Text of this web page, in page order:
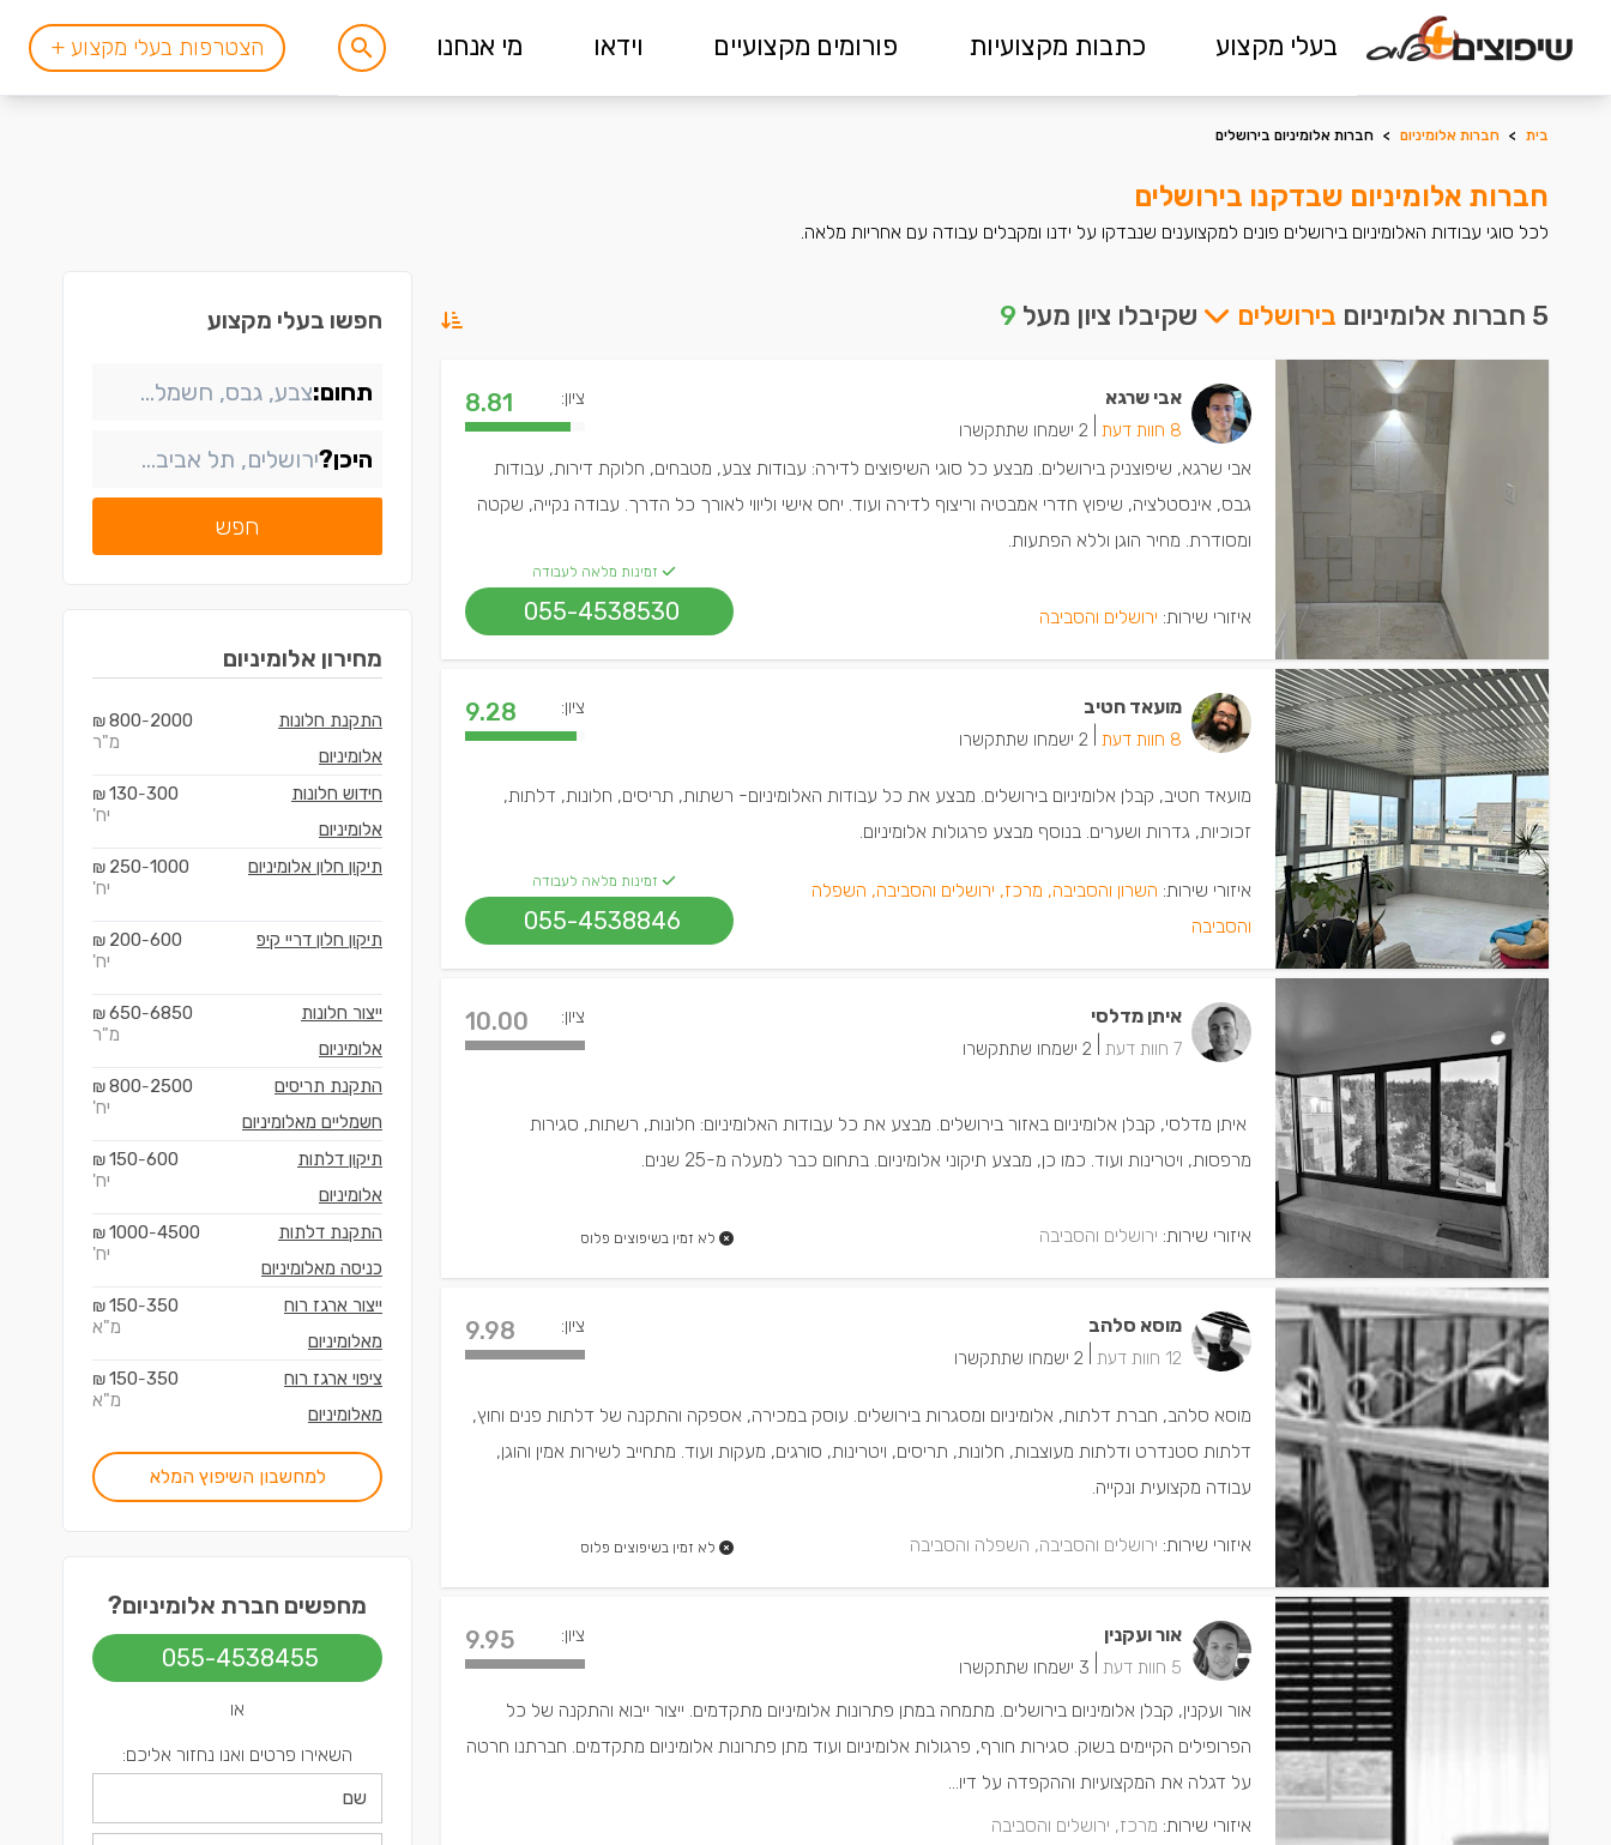
בעלי מקצוע כתבות מקצועיות פורומים מקצועיים וידאו מי אנחנו הצטרפות בעלי מקצוע +
בית > חברות אלומיניום > חברות אלומיניום בירושלים
חברות אלומיניום שבדקנו בירושלים
לכל סוגי עבודות האלומיניום בירושלים פונים למקצוענים שנבדקו על ידנו ומקבלים עבודה עם אחריות מלאה.
5 חברות אלומיניום בירושלים שקיבלו ציון מעל 9
אבי שרגא
8 חוות דעת 2 ישמחו שתתקשרו
ציון: 8.81
אבי שרגא, שיפוצניק בירושלים. מבצע כל סוגי השיפוצים לדירה: עבודות צבע, מטבחים, חלוקת דירות, עבודות
גבס, אינסטלציה, שיפוץ חדרי אמבטיה וריצוף לדירה ועוד. יחס אישי וליווי לאורך כל הדרך. עבודה נקייה, שקטה
ומסודרת. מחיר הוגן וללא הפתעות.
איזורי שירות: ירושלים והסביבה
זמינות מלאה לעבודה
055-4538530
מועאד חטיב
8 חוות דעת 2 ישמחו שתתקשרו
ציון: 9.28
מועאד חטיב, קבלן אלומיניום בירושלים. מבצע את כל עבודות האלומיניום- רשתות, תריסים, חלונות, דלתות,
זכוכיות, גדרות ושערים. בנוסף מבצע פרגולות אלומיניום.
איזורי שירות: השרון והסביבה, מרכז, ירושלים והסביבה, השפלה
והסביבה
זמינות מלאה לעבודה
055-4538846
איתן מדלסי
7 חוות דעת 2 ישמחו שתתקשרו
ציון: 10.00
איתן מדלסי, קבלן אלומיניום באזור בירושלים. מבצע את כל עבודות האלומיניום: חלונות, רשתות, סגירות
מרפסות, ויטרינות ועוד. כמו כן, מבצע תיקוני אלומיניום. בתחום כבר למעלה מ-25 שנים.
איזורי שירות: ירושלים והסביבה לא זמין בשיפוצים פלוס
מוסא סלהב
12 חוות דעת 2 ישמחו שתתקשרו
ציון: 9.98
מוסא סלהב, חברת דלתות, אלומיניום ומסגרות בירושלים. עוסק במכירה, אספקה והתקנה של דלתות פנים וחוץ,
דלתות סטנדרט ודלתות מעוצבות, חלונות, תריסים, ויטרינות, סורגים, מעקות ועוד. מתחייב לשירות אמין והוגן,
עבודה מקצועית ונקייה.
איזורי שירות: ירושלים והסביבה, השפלה והסביבה לא זמין בשיפוצים פלוס
אור ועקנין
5 חוות דעת 3 ישמחו שתתקשרו
ציון: 9.95
אור ועקנין, קבלן אלומיניום בירושלים. מתמחה במתן פתרונות אלומיניום מתקדמים. ייצור ייבוא והתקנה של כל
הפרופילים הקיימים בשוק. סגירות חורף, פרגולות אלומיניום ועוד מתן פתרונות אלומיניום מתקדמים. חברתנו חרטה
על דגלה את המקצועיות וההקפדה על דיו...
איזורי שירות: מרכז, ירושלים והסביבה
חפשו בעלי מקצוע
תחום:
היכן?
חפש
מחירון אלומיניום
התקנת חלונות
אלומיניום
800-2000
₪
מ"ר
חידוש חלונות
אלומיניום
130-300
₪
יח'
תיקון חלון אלומיניום 250-1000
₪
יח'
תיקון חלון דריי קיפ 200-600
₪
יח'
ייצור חלונות
אלומיניום
650-6850
₪
מ"ר
התקנת תריסים
חשמליים מאלומיניום
800-2500
₪
יח'
תיקון דלתות
אלומיניום
150-600
₪
יח'
התקנת דלתות
כניסה מאלומיניום
1000-4500
₪
יח'
ייצור ארגז רוח
מאלומיניום
150-350
₪
מ"א
ציפוי ארגז רוח
מאלומיניום
150-350
₪
מ"א
למחשבון השיפוץ המלא
מחפשים חברת אלומיניום?
055-4538455
או
השאירו פרטים ואנו נחזור אליכם: